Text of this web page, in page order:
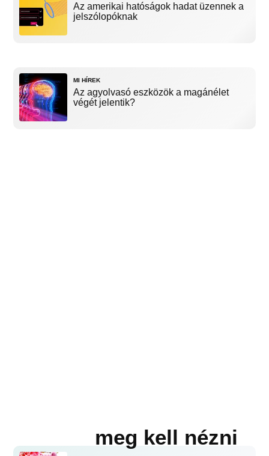
Az amerikai hatóságok hadat üzennek a
jelszólopóknak
MI HÍREK
Az agyolvasó eszközök a magánélet
végét jelentik?
meg kell nézni